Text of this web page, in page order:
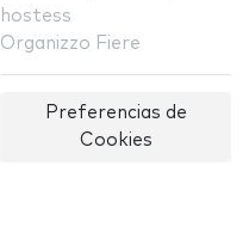
hostess
Organizzo Fiere
Preferencias de
Cookies